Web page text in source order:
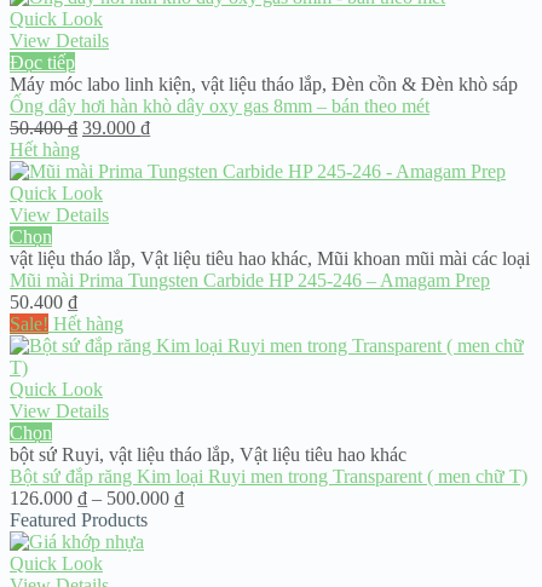
Quick Look
View Details
Đọc tiếp
Máy móc labo linh kiện, vật liệu tháo lắp, Đèn cồn & Đèn khò sáp
Ống dây hơi hàn khò dây oxy gas 8mm – bán theo mét
50.400₫ Giá
là:
50.400 ₫.
39.000 ₫Giá
tại
Hết hàng
Quick Look
View Details
Chọn
vật liệu tháo lắp, Vật liệu tiêu hao khác, Mũi khoan mũi mài các loại
Mũi mài Prima Tungsten Carbide HP 245-246 – Amagam Prep
50.400 ₫
Sale! Hết hàng
Quick Look
View Details
Chọn
bột sứ Ruyi, vật liệu tháo lắp, Vật liệu tiêu hao khác
Bột sứ đắp răng Kim loại Ruyi men trong Transparent ( men chữ T)
126.000 ₫ – 500.000 ₫Khoảng
Featured Products
Quick Look